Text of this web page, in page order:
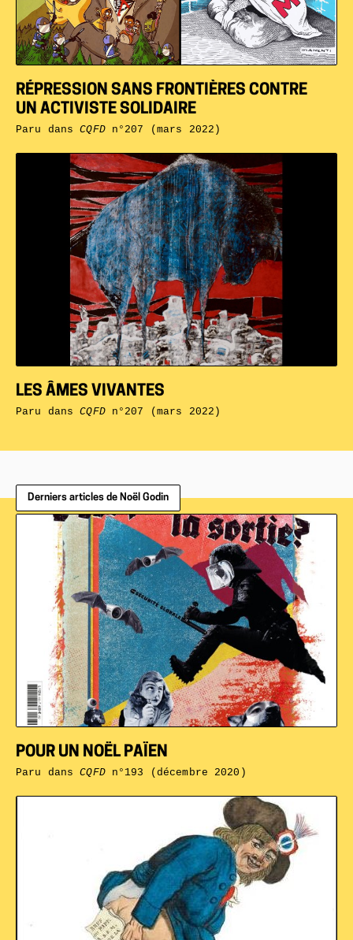
LES ÂMES VIVANTES
Paru dansCQFDn°207 (mars 2022)
RÉPRESSION SANS FRONTIÈRES CONTRE
UN ACTIVISTE SOLIDAIRE
Paru dansCQFDn°207 (mars 2022)
Derniers articles de Noël Godin
POUR UN NOËL PAÏEN
Paru dansCQFDn°193 (décembre 2020)